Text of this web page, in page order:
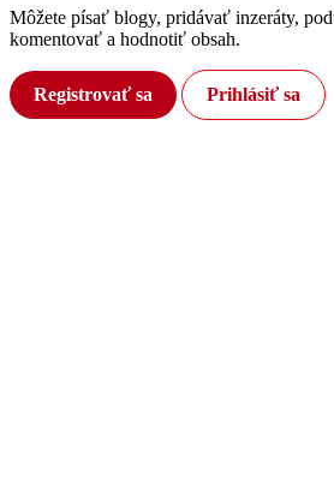
Môžete písať blogy, pridávať inzeráty,
komentovať a hodnotiť obsah.
Registrovať sa Prihlásiť sa